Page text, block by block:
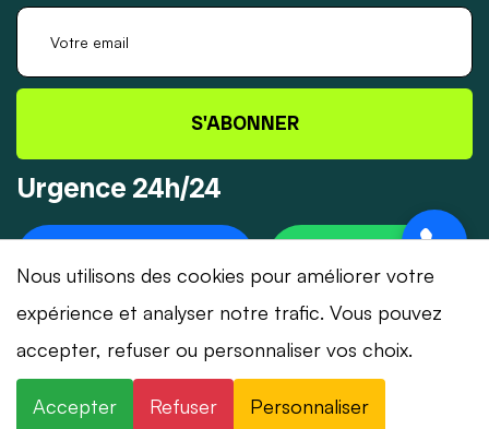
S'ABONNER
Urgence 24h/24
© 2026 Dépannage-Serrurier.ch - Tous droits
Nous utilisons des cookies pour améliorer votre
expérience et analyser notre trafic. Vous pouvez
accepter, refuser ou personnaliser vos choix.
Accepter Refuser Personnaliser